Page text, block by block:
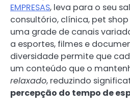
EMPRESAS, leva para o seu
consultório, clínica, pet
uma grade de canais
a esportes, filmes e
diversidade permite que
um conteúdo que o
relaxado, reduzindo
percepção do tempo de